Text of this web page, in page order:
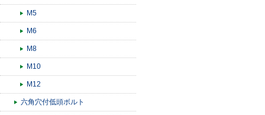
M5
M6
M8
M10
M12
六角穴付低頭ボルト